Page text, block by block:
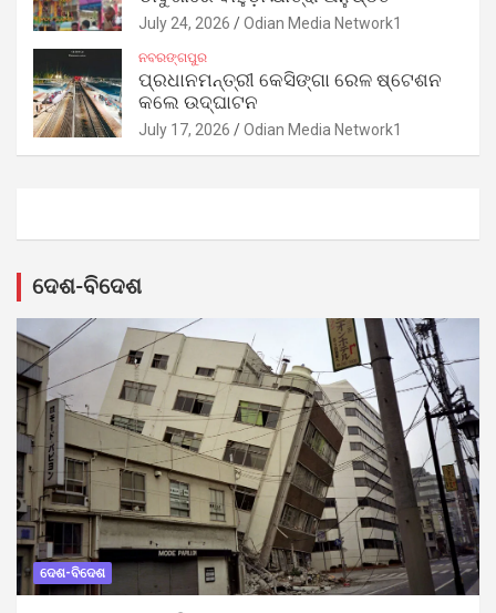
July 24, 2026 Odian Media Network1
ନବରଙ୍ଗପୁର
ପ୍ରଧାନମନ୍ତ୍ରୀ କେସିଙ୍ଗା ରେଳ ଷ୍ଟେଶନ
କଲେ ଉଦ୍‌ଘାଟନ
July 17, 2026 Odian Media Network1
ଦେଶ-ବିଦେଶ
ଦେଶ-ବିଦେଶ